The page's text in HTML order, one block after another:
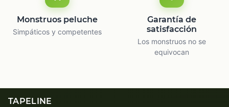
Monstruos peluche
Simpáticos y competentes
Garantía de
satisfacción
Los monstruos no se
equivocan
TAPELINE